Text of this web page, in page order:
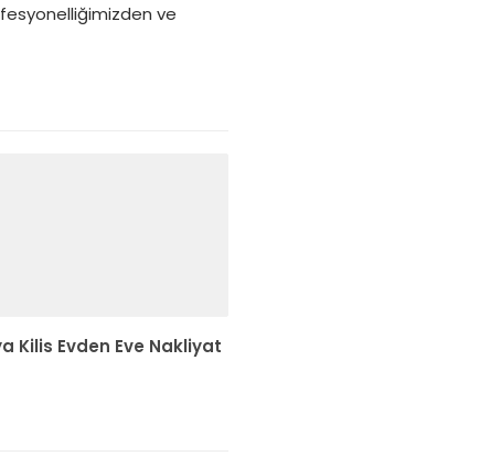
ve
Kilis Evden Eve Nakliyat